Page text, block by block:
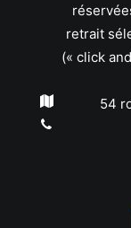
retrait
(« click
54